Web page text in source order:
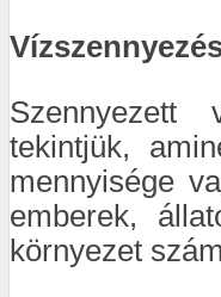
tekintjük,
mennyisége
emberek,
környezet